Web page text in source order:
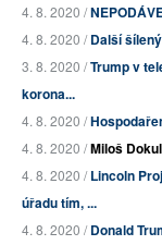
4. 8. 2020 /
4. 8. 2020 /Další
3. 8. 2020 /Trump v
korona...
4. 8. 2020 /
4. 8. 2020 /Miloš
4. 8. 2020 /Lincoln
úřadu tím, ...
4. 8. 2020 /Donald